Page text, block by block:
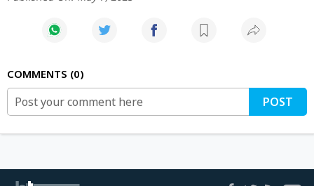
COMMENTS 0
POST